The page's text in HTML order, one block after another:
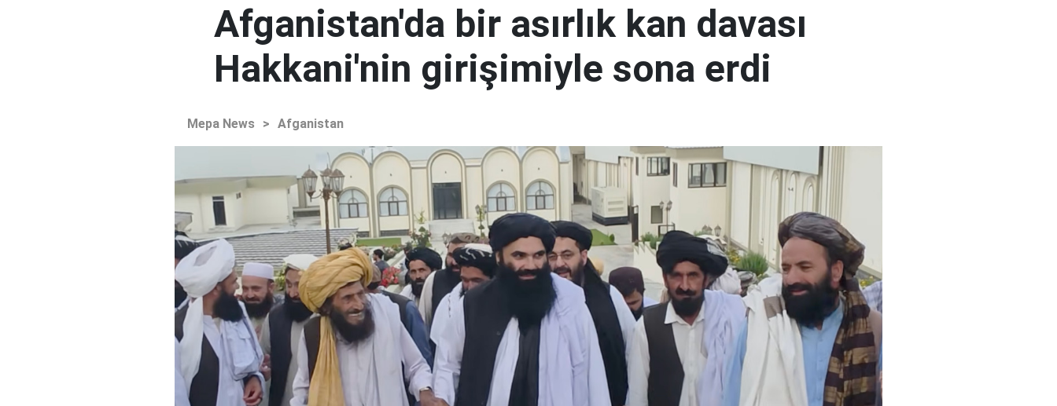
Afganistan'da bir asırlık kan davası
Hakkani'nin girişimiyle sona erdi
Mepa News > Afganistan